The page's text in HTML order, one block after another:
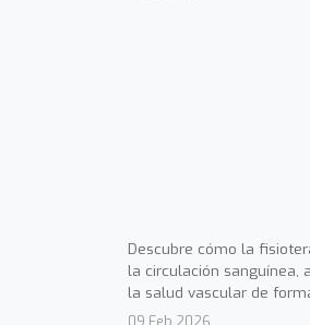
Descubre cómo la
la circulación sanguínea,
la salud vascular de
09 Feb 2026